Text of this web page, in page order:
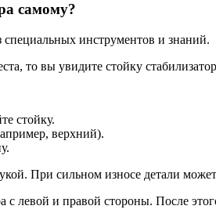
самому?
специальных инструментов и знаний.
то вы увидите стойку
стойку.
верхний).
При сильном износе детали
левой и правой стороны. После